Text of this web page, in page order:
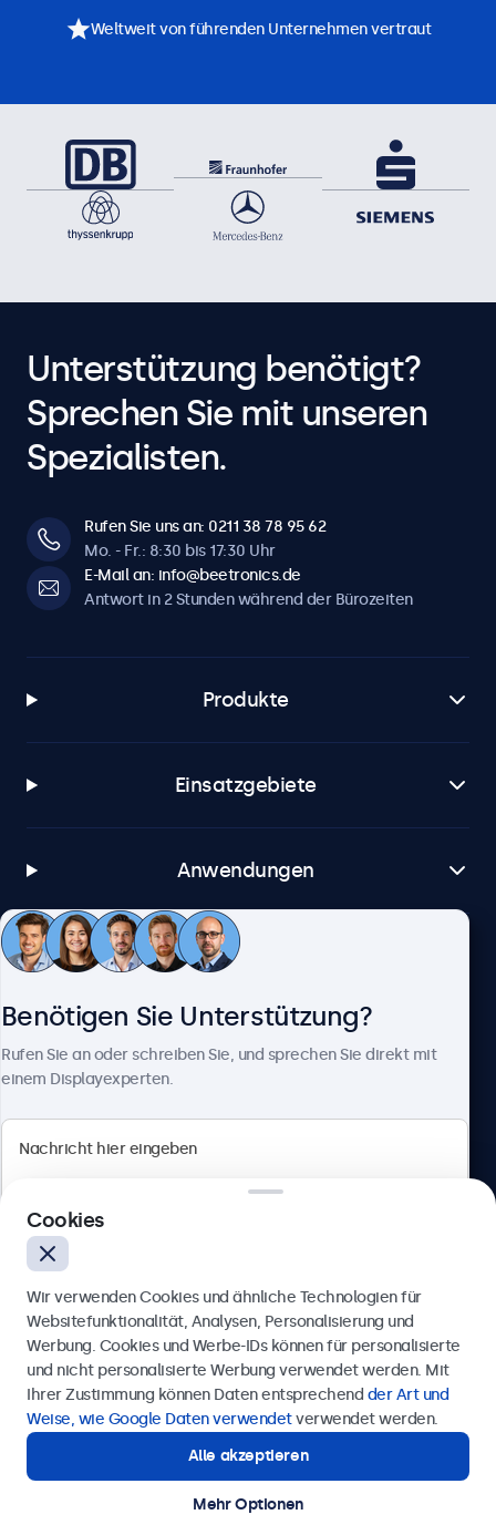
Weltweit von führenden Unternehmen vertraut
Unterstützung benötigt?
Sprechen Sie mit unseren
Spezialisten.
Rufen Sie uns an: 0211 38 78 95 62
Mo. - Fr.: 8:30 bis 17:30 Uhr
E-Mail an: info@beetronics.de
Antwort in 2 Stunden während der Bürozeiten
Produkte
Einsatzgebiete
Anwendungen
Kundenservice
Berliner Allee 59, 40212 Düsseldorf, Deutschland
Deutsch
© 2026 Beetronics
Benötigen Sie Unterstützung?
Rufen Sie an oder schreiben Sie, und sprechen Sie direkt mit
einem Displayexperten.
Anfrage senden
Rufen Sie uns an unter0211 38 78 95 62
Benötigen Sie Unterstützung?
Kontaktieren Sie uns!
Cookies
Wir verwenden Cookies und ähnliche Technologien für
Websitefunktionalität, Analysen, Personalisierung und
Werbung. Cookies und Werbe-IDs können für personalisierte
und nicht personalisierte Werbung verwendet werden. Mit
Ihrer Zustimmung können Daten entsprechend der Art und
Weise, wie Google Daten verwendetverwendet werden.
Alle akzeptieren
Mehr Optionen